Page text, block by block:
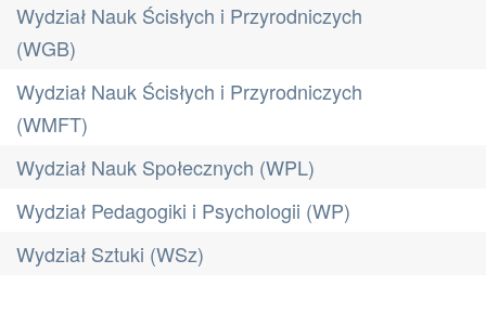
Wydział Nauk Ścisłych i Przyrodniczych
(WGB)
Wydział Nauk Ścisłych i Przyrodniczych
(WMFT)
Wydział Nauk Społecznych (WPL)
Wydział Pedagogiki i Psychologii (WP)
Wydział Sztuki (WSz)